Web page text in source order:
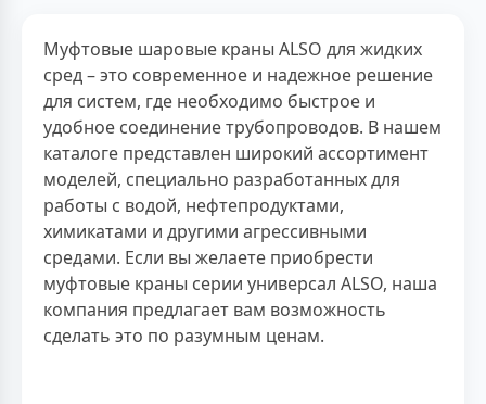
Муфтовые шаровые краны ALSO для жидких
сред – это современное и надежное решение
для систем, где необходимо быстрое и
удобное соединение трубопроводов. В нашем
каталоге представлен широкий ассортимент
моделей, специально разработанных для
работы с водой, нефтепродуктами,
химикатами и другими агрессивными
средами. Если вы желаете приобрести
муфтовые краны серии универсал ALSO, наша
компания предлагает вам возможность
сделать это по разумным ценам.